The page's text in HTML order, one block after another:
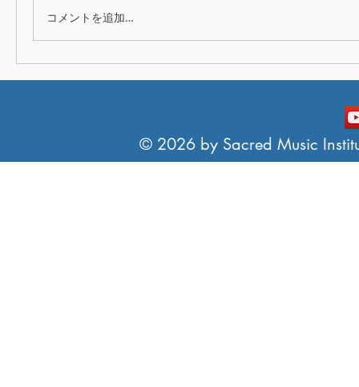
コメントを追加…
© 2026 by Sacred Music